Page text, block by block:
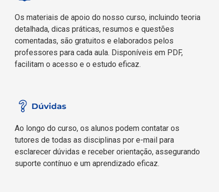
Os materiais de apoio do nosso curso, incluindo teoria
detalhada, dicas práticas, resumos e questões
comentadas, são gratuitos e elaborados pelos
professores para cada aula. Disponíveis em PDF,
facilitam o acesso e o estudo eficaz.
Ao longo do curso, os alunos podem contatar os
tutores de todas as disciplinas por e-mail para
esclarecer dúvidas e receber orientação, assegurando
suporte contínuo e um aprendizado eficaz.